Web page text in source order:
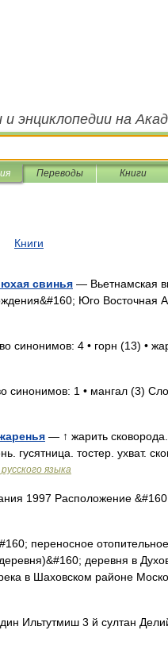
и энциклопедии на
Переводы Книги
Книги
свинья — Вьетнамская
Юго Восточная
синонимов: 4 • горн (13) •
синонимов: 1 • мангал (3)
— ↑ жарить сковорода.
гусятница. тостер. ухват.
языка
1997 Расположение
переносное
деревня в
в Шаховском районе
Ильтутмиш 3 й султан